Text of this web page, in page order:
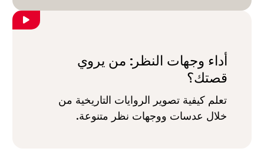
أداء وجهات النظر: من يروي
قصتك؟
تعلم كيفية تصوير الروايات التاريخية من
خلال عدسات ووجهات نظر متنوعة.